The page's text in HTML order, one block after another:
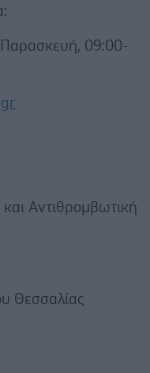
Παρασκευή, 09:00-
Αντιθρομβωτική
Θεσσαλίας